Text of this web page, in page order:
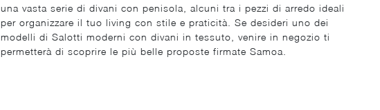
una vasta serie di divani con penisola, alcuni tra i pezzi di arredo ideali
per organizzare il tuo living con stile e praticità. Se desideri uno dei
modelli di Salotti moderni con divani in tessuto, venire in negozio ti
permetterà di scoprire le più belle proposte firmate Samoa.